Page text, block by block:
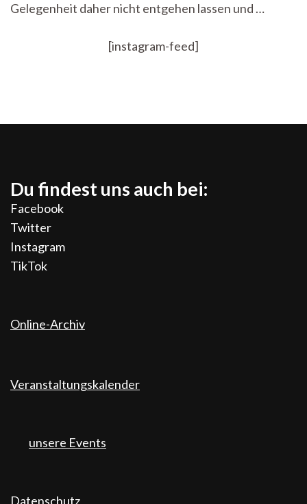
Gelegenheit daher nicht entgehen lassen und …
[instagram-feed]
Du findest uns auch bei:
Facebook
Twitter
Instagram
TikTok
Online-Archiv
Veranstaltungskalender
unsere Events
Datenschutz